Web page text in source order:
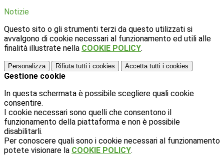
Notizie
Questo sito o gli strumenti terzi da questo utilizzati si
avvalgono di cookie necessari al funzionamento ed utili alle
finalità illustrate nella COOKIE POLICY.
Personalizza Rifiuta tutti i cookies Accetta tutti i cookies
Gestione cookie
In questa schermata è possibile scegliere quali cookie
consentire.
I cookie necessari sono quelli che consentono il
funzionamento della piattaforma e non è possibile
disabilitarli.
Per conoscere quali sono i cookie necessari al funzionamento
potete visionare la COOKIE POLICY.